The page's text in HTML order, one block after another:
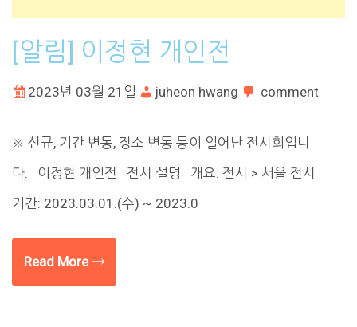
[알림] 이정현 개인전
2023년 03월 21일 juheon hwang comment
※ 신규, 기간 변동, 장소 변동 등이 일어난 전시회입니
다. 이정현 개인전 전시 설명 개요: 전시 > 서울 전시
기간: 2023.03.01.(수) ~ 2023.0
Read More →